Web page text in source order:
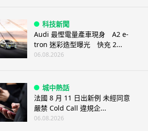
科技新聞
Audi 最慳電量產車現身 A2 e-
tron 迷彩造型曝光 快充 2...
06.08.2026
城中熱話
法國 8 月 11 日出新例 未經同意
嚴禁 Cold Call 違規企...
06.08.2026